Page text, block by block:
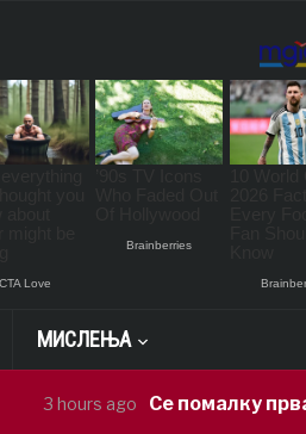
МИСЛЕЊА
3 hours ago Се помалку